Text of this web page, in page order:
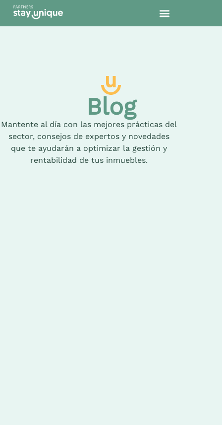
Blog
Mantente al día con las mejores prácticas del
sector, consejos de expertos y novedades
que te ayudarán a optimizar la gestión y
rentabilidad de tus inmuebles.